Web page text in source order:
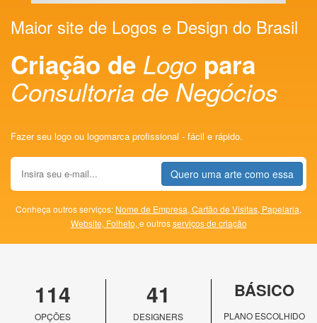
Maior site de Logos e Design do Brasil
Criação de Logo para
Consultoria de Negócios
Fazer seu logo ou logomarca profissional - fácil e rápido.
Quero uma arte como essa
Conheça outros serviços: Nome de Empresa, Cartão de Visitas, Papelaria,
Website, Folheto, e outrosserviços de criação
114
OPÇÕES
41
DESIGNERS
BÁSICO
PLANO ESCOLHIDO